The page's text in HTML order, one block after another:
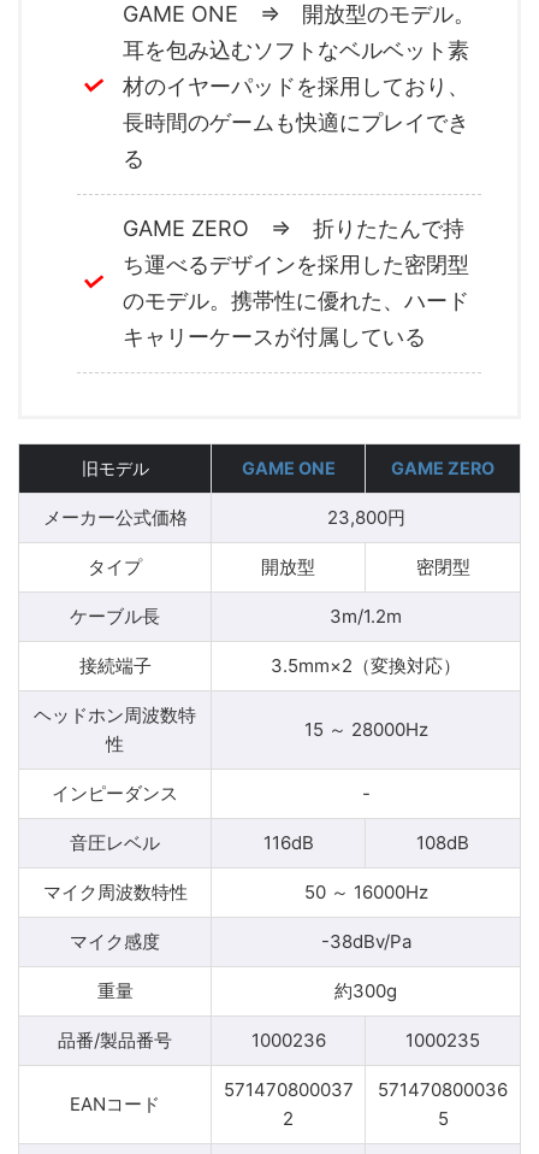
GAME ONE ⇒ 開放型のモデル。
耳を包み込むソフトなベルベット素
材のイヤーパッドを採用しており、
長時間のゲームも快適にプレイでき
る
GAME ZERO ⇒ 折りたたんで持
ち運べるデザインを採用した密閉型
のモデル。携帯性に優れた、ハード
キャリーケースが付属している
旧モデル GAME ONE GAME ZERO
メーカー公式価格 23,800円
タイプ 開放型 密閉型
ケーブル長 3m/1.2m
接続端子 3.5mm×2（変換対応）
ヘッドホン周波数特
性
15 ～ 28000Hz
インピーダンス -
音圧レベル 116dB 108dB
マイク周波数特性 50 ～ 16000Hz
マイク感度 -38dBv/Pa
重量 約300g
品番/製品番号 1000236 1000235
EANコード
571470800037
2
571470800036
5